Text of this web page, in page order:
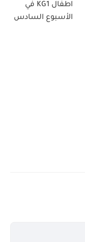
اطفال KG1 في
الأسبوع السادس